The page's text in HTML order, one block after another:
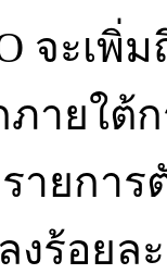
จะเพิ่
ายใต้
ายกา
งร้อยล